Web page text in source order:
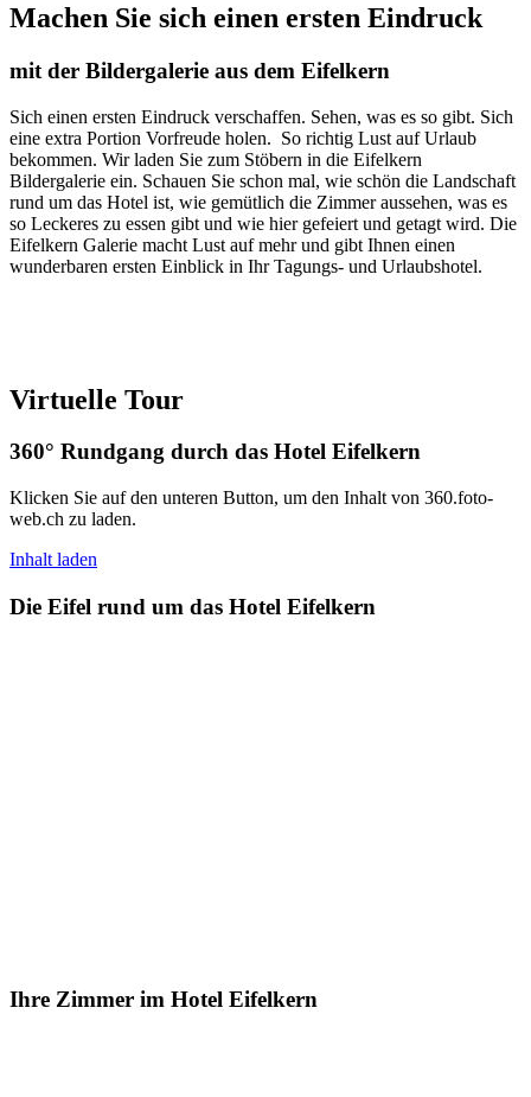
Machen Sie sich einen ersten Eindruck
mit der Bildergalerie aus dem Eifelkern
Sich einen ersten Eindruck verschaffen. Sehen, was es so gibt. Sich
eine extra Portion Vorfreude holen. So richtig Lust auf Urlaub
bekommen. Wir laden Sie zum Stöbern in die Eifelkern
Bildergalerie ein. Schauen Sie schon mal, wie schön die Landschaft
rund um das Hotel ist, wie gemütlich die Zimmer aussehen, was es
so Leckeres zu essen gibt und wie hier gefeiert und getagt wird. Die
Eifelkern Galerie macht Lust auf mehr und gibt Ihnen einen
wunderbaren ersten Einblick in Ihr Tagungs- und Urlaubshotel.
Virtuelle Tour
360° Rundgang durch das Hotel Eifelkern
Klicken Sie auf den unteren Button, um den Inhalt von 360.foto-
web.ch zu laden.
Inhalt laden
Die Eifel rund um das Hotel Eifelkern
Ihre Zimmer im Hotel Eifelkern